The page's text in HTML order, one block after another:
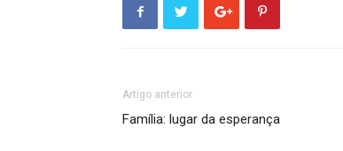
Artigo anterior
Família: lugar da esperança